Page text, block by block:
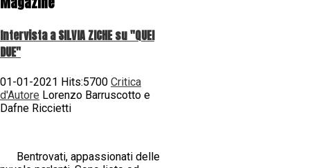
Intervista a SILVIA ZICHE su "QUEI
DUE"
01-01-2021 Hits:5700 Critica
d'Autore Lorenzo Barruscotto e
Dafne Riccietti
Bentrovati, appassionati delle